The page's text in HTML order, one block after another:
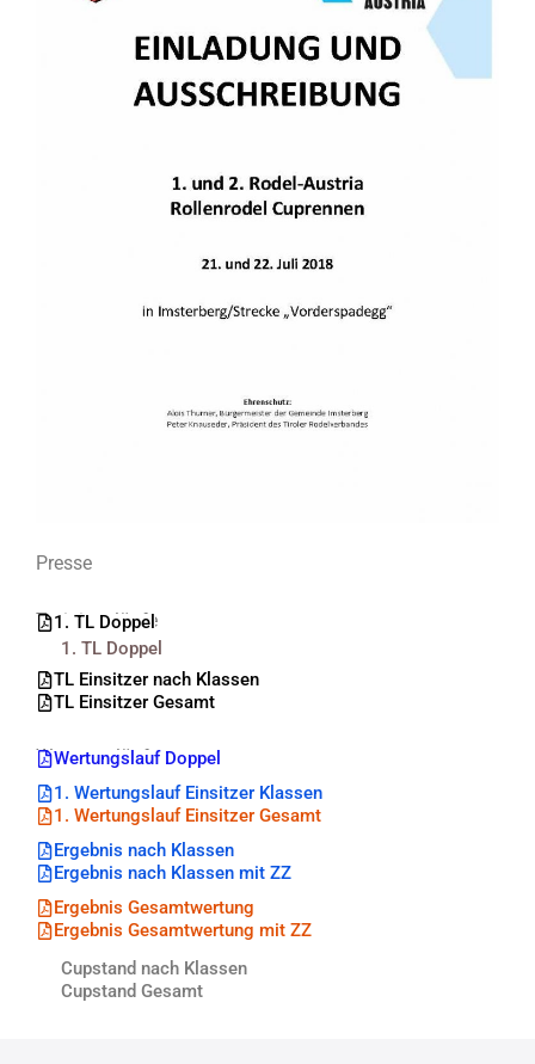
Presse
Trainingsläufe
1. TL Doppel
1. TL Doppel
TL Einsitzer nach Klassen
TL Einsitzer Gesamt
Wertungsläufe
Wertungslauf Doppel
1. Wertungslauf Einsitzer Klassen
1. Wertungslauf Einsitzer Gesamt
Ergebnis nach Klassen
Ergebnis nach Klassen mit ZZ
Ergebnis Gesamtwertung
Ergebnis Gesamtwertung mit ZZ
Cupstand nach Klassen
Cupstand Gesamt